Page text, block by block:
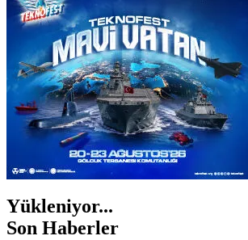
ŞANLIURFA
ŞIRNAK
Yükleniyor...
Son Haberler